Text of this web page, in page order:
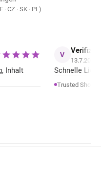
CZ · SK · PL)
Inhalt
V
13.7.2026
Schnelle
Trusted Shops